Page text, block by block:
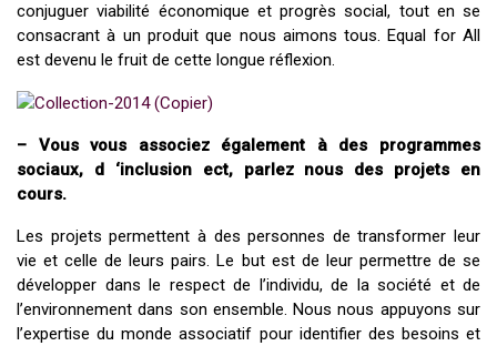
conjuguer viabilité économique et progrès social, tout en se
consacrant à un produit que nous aimons tous. Equal for All
est devenu le fruit de cette longue réflexion.
– Vous vous associez également à des programmes
sociaux, d ‘inclusion ect, parlez nous des projets en
cours.
Les projets permettent à des personnes de transformer leur
vie et celle de leurs pairs. Le but est de leur permettre de se
développer dans le respect de l’individu, de la société et de
l’environnement dans son ensemble. Nous nous appuyons sur
l’expertise du monde associatif pour identifier des besoins et